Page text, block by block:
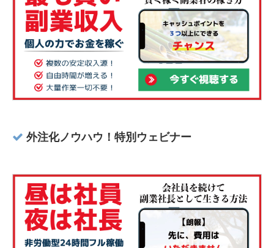
外注化ノウハウ！特別ウェビナー